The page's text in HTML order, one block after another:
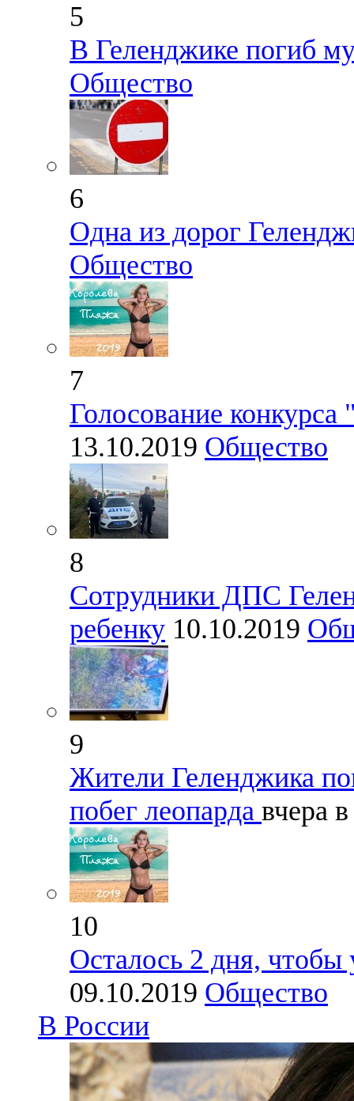
5
В Геленджике погиб
Общество
6
Одна из дорог
Общество
7
Голосование
13.10.2019 Общество
8
Сотрудники ДПС
ребенку 10.10.2019
9
Жители Геленджика
побег леопарда вчера
10
Осталось 2 дня, чтобы
09.10.2019 Общество
В России